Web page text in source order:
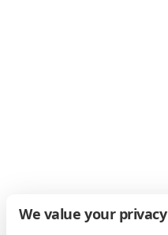
We value your privacy